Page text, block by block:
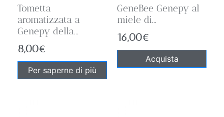
Tometta
aromatizzata a
Genepy della...
8,00€
Per saperne di più
GeneBee Genepy al
miele di...
16,00€
Acquista